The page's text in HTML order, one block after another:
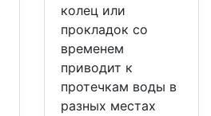
колец или
прокладок со
временем
приводит к
протечкам воды в
разных местах